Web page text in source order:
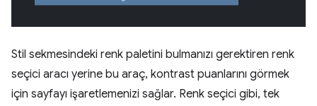
Stil sekmesindeki renk paletini bulmanızı gerektiren renk
seçici aracı yerine bu araç, kontrast puanlarını görmek
için sayfayı işaretlemenizi sağlar. Renk seçici gibi, tek